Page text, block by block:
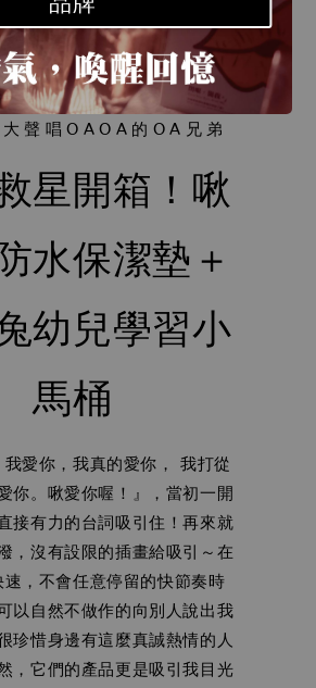
1 /19
聲唱OAOA的OA兄弟
星開箱！啾
水保潔墊＋
幼兒學習小
馬桶
我愛你，我真的愛你， 我打從
你。啾愛你喔！』，當初一開
接有力的台詞吸引住！再來就
，沒有設限的插畫給吸引～在
速，不會任意停留的快節奏時
以自然不做作的向別人說出我
珍惜身邊有這麼真誠熱情的人
，它們的產品更是吸引我目光